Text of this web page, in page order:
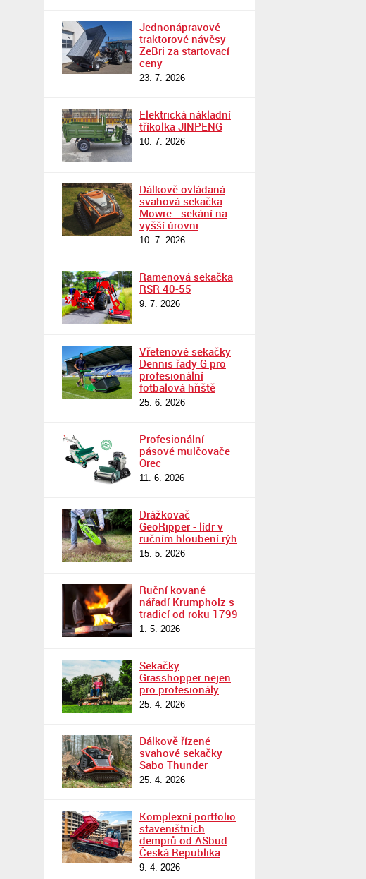
Jednonápravové
traktorové návěsy
ZeBri za startovací
ceny
23. 7. 2026
Elektrická nákladní
tříkolka JINPENG
10. 7. 2026
Dálkově ovládaná
svahová sekačka
Mowre - sekání na
vyšší úrovni
10. 7. 2026
Ramenová sekačka
RSR 40-55
9. 7. 2026
Vřetenové sekačky
Dennis řady G pro
profesionální
fotbalová hřiště
25. 6. 2026
Profesionální
pásové mulčovače
Orec
11. 6. 2026
Drážkovač
GeoRipper - lídr v
ručním hloubení rýh
15. 5. 2026
Ruční kované
nářadí Krumpholz s
tradicí od roku 1799
1. 5. 2026
Sekačky
Grasshopper nejen
pro profesionály
25. 4. 2026
Dálkově řízené
svahové sekačky
Sabo Thunder
25. 4. 2026
Komplexní portfolio
staveništních
demprů od ASbud
Česká Republika
9. 4. 2026